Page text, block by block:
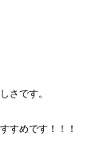
さです。
すめです！！！